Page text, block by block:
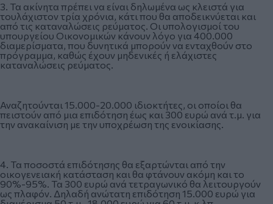
3. Τα ακίνητα πρέπει να είναι δηλωμένα ως κλειστά για
τουλάχιστον τρία χρόνια, κάτι που θα αποδεικνύεται και
από τις καταναλώσεις ρεύματος. Οι υπολογισμοί του
υπουργείου Οικονομικών κάνουν λόγο για 400.000
διαμερίσματα, που δυνητικά μπορούν να ενταχθούν στο
πρόγραμμα, καθώς έχουν μηδενικές ή ελάχιστες
καταναλώσεις ρεύματος.
Αναζητούνται 15.000-20.000 ιδιοκτήτες, οι οποίοι θα
πειστούν από μια επιδότηση έως και 300 ευρώ ανά τ.μ. για
την ανακαίνιση με την υποχρέωση της ενοικίασης.
4. Τα ποσοστά επιδότησης θα εξαρτώνται από την
οικογενειακή κατάσταση και θα φτάνουν ακόμη και το
90%-95%. Τα 300 ευρώ ανά τετραγωνικό θα λειτουργούν
ως πλαφόν. Δηλαδή ανώτατη επιδότηση 15.000 ευρώ για